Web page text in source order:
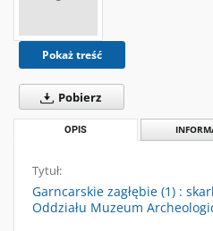
Pokaż treść
Pobierz
OPIS
Tytuł:
Garncarskie zagłębie (1) :
Oddziału Muzeum